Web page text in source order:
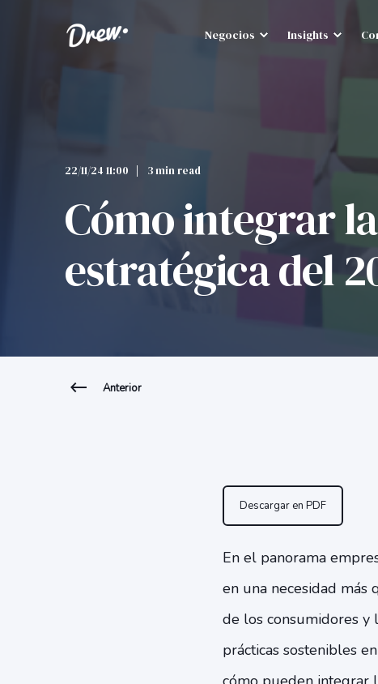
Negocios Insights
22/11/24 11:00 3 min read
Cómo integrar
estratégica del
Anterior
Descargar en PDF
En el panorama
en una necesidad más
de los consumidores y
prácticas sostenibles